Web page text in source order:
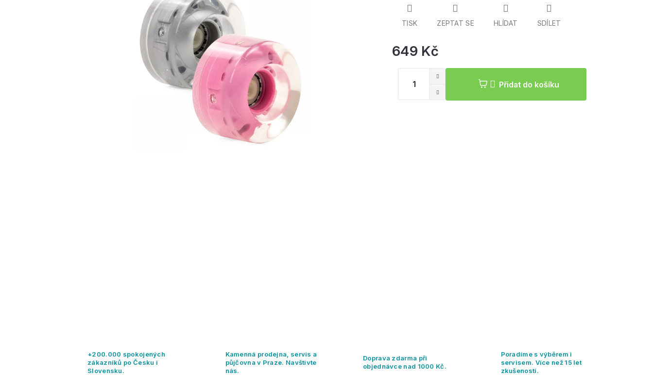
649 Kč
cena:
Přidat do košíku
TISK ZEPTAT SE HLÍDAT SDÍLET
+200.000 spokojených
zákazníků po Česku i
Slovensku.
Kamenná prodejna, servis a
půjčovna v Praze. Navštivte
nás.
Doprava zdarma při
objednávce nad 1000 Kč.
Poradíme s výběrem i
servisem. Více než 15 let
zkušeností.